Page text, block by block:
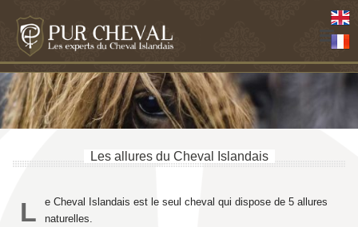
Les allures du Cheval Islandais
L
e Cheval Islandais est le seul cheval qui dispose de 5 allures
naturelles.